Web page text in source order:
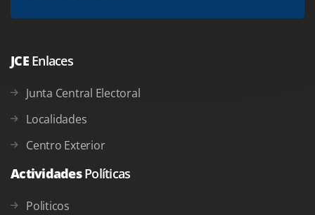
JCE Enlaces
Junta Central Electoral
Localidades
Centro Exterior
ActividadesPolíticas
Politicos